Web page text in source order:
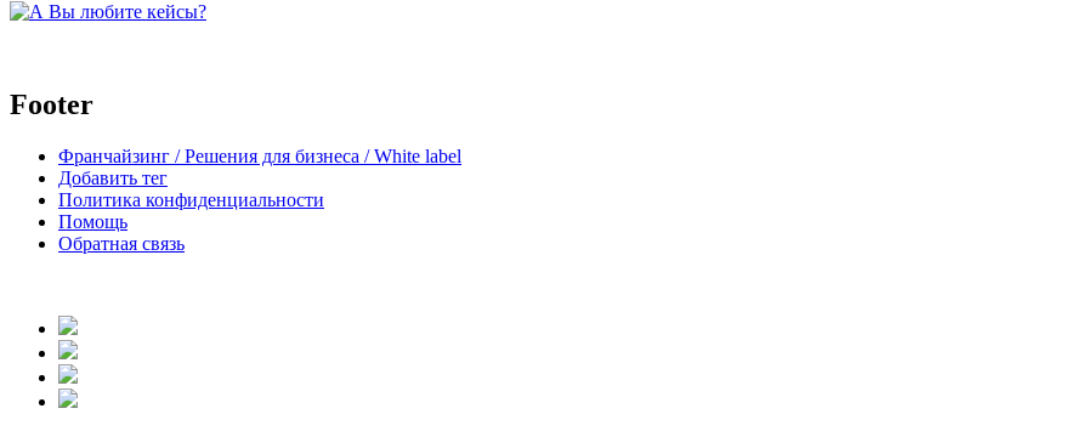
Footer
Франчайзинг / Решения для бизнеса / White label
Добавить тег
Политика конфиденциальности
Помощь
Обратная связь